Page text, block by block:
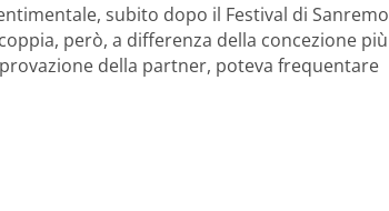
subito dopo il Festival di Sanremo
però, a differenza della concezione più
della partner, poteva frequentare